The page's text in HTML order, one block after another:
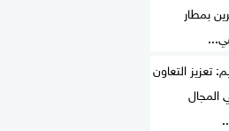
بمطار
تعزيز التعاون
المجال